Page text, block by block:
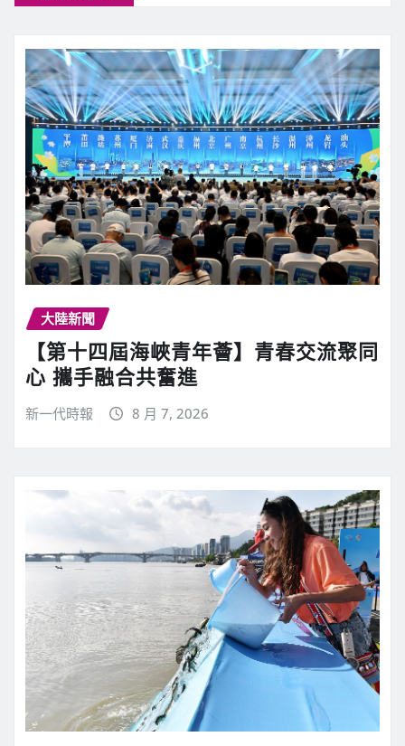
大陸新聞
【第十四屆海峽青年薈】青春交流聚同
心 攜手融合共奮進
新一代時報 8 月 7, 2026